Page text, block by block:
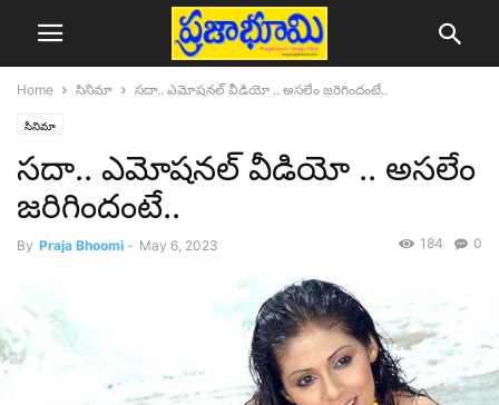
Home సినిమా సదా.. ఎమోషనల్ వీడియో .. అసలేం జరిగిందంటే..
సినిమా
సదా.. ఎమోషనల్ వీడియో .. అసలేం
జరిగిందంటే..
By Praja Bhoomi - May 6, 2023 0
184